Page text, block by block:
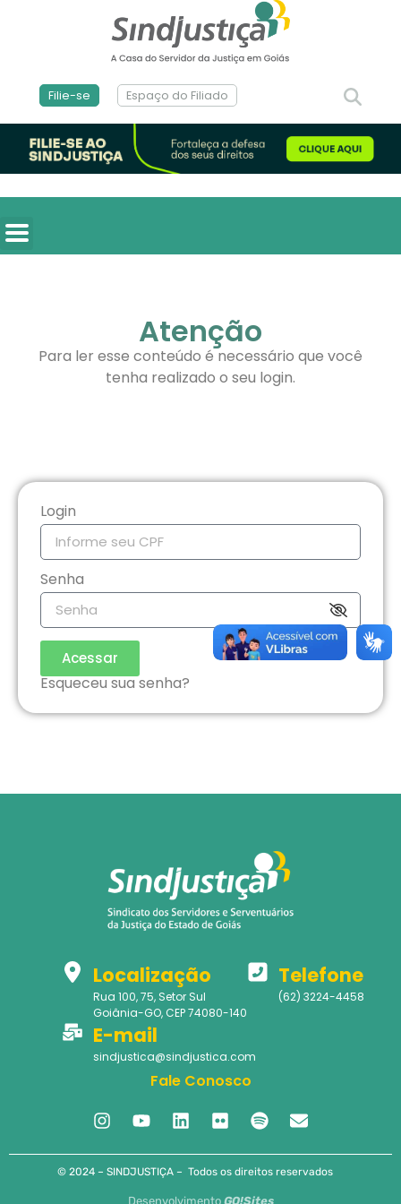
Filie-se Espaço do Filiado
Atenção
Para ler esse conteúdo é necessário que você
tenha realizado o seu login.
Login
Senha
Acessar
Esqueceu sua senha?
Localização
Rua 100, 75, Setor Sul
Goiânia-GO, CEP 74080-140
Telefone
(62) 3224-4458
E-mail
sindjustica@sindjustica.com
Fale Conosco
© 2024 – SINDJUSTIÇA – Todos os direitos reservados
Desenvolvimento GO!Sites